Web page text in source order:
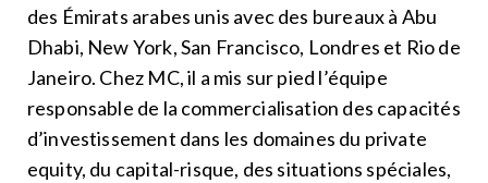
des Émirats arabes unis avec des bureaux à Abu
Dhabi, New York, San Francisco, Londres et Rio de
Janeiro. Chez MC, il a mis sur pied l’équipe
responsable de la commercialisation des capacités
d’investissement dans les domaines du private
equity, du capital-risque, des situations spéciales,